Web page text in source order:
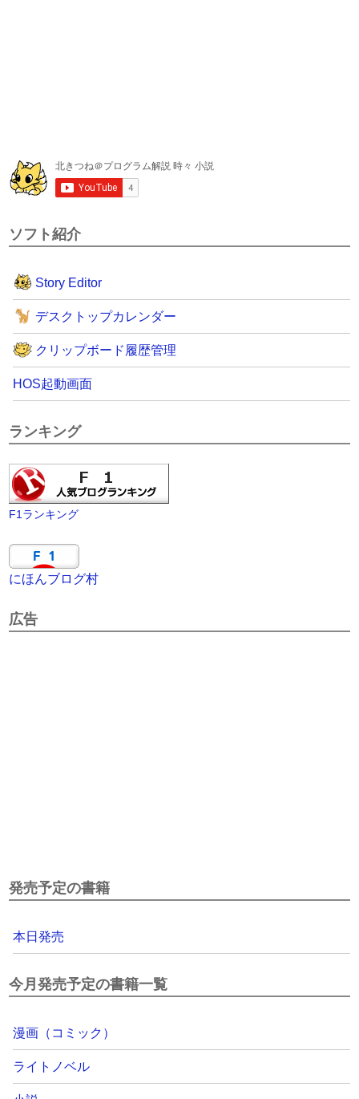
ソフト紹介
Story Editor
デスクトップカレンダー
クリップボード履歴管理
HOS起動画面
ランキング
F1ランキング
にほんブログ村
広告
発売予定の書籍
本日発売
今月発売予定の書籍一覧
漫画（コミック）
ライトノベル